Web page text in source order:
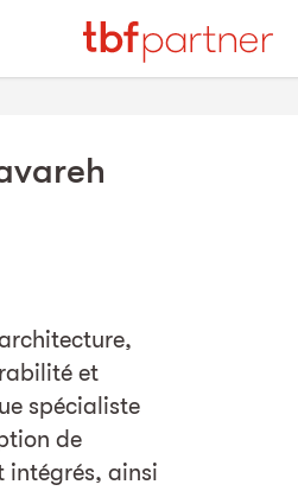
et
spécialiste
de
intégrés, ainsi